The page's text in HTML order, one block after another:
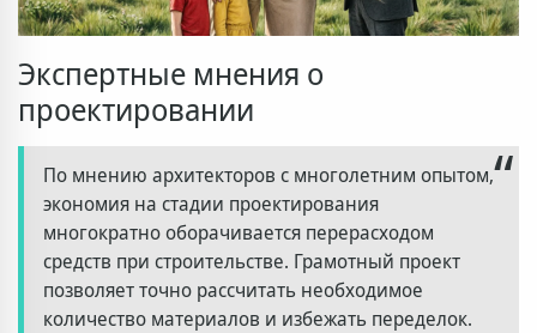
Экспертные мнения о
проектировании
По мнению архитекторов с многолетним опытом,
экономия на стадии проектирования
многократно оборачивается перерасходом
средств при строительстве. Грамотный проект
позволяет точно рассчитать необходимое
количество материалов и избежать переделок.